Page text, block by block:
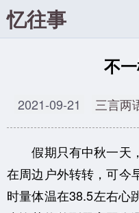
忆往事
不
2021-09-21 三言两
假期只有中秋一天
在周边户外转转，可今
时量体温在38.5左右心